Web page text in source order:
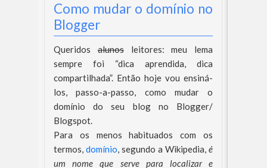
Como mudar o domínio no
Blogger
Queridosalunosleitores: meu lema
sempre foi “dica aprendida, dica
compartilhada”. Então hoje vou ensiná-
los, passo-a-passo, como mudar o
domínio do seu blog no Blogger/
Blogspot.
Para os menos habituados com os
termos, domínio, segundo a Wikipedia, é
um nome que serve para localizar e